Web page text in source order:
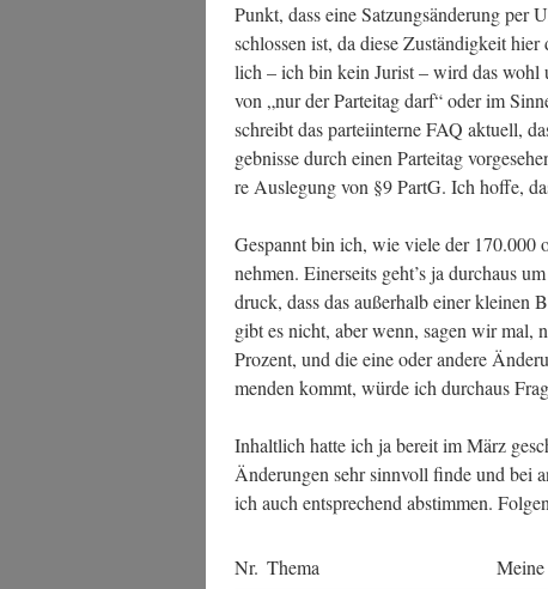
Punkt, dass eine Sat­zungs­än­de­rung per
schlos­sen ist, da die­se Zustän­dig­keit
lich – ich bin kein Jurist – wird das wohl
von „nur der Par­tei­tag darf“ oder im
schreibt das par­tei­in­ter­ne FAQ aktu­ell,
geb­nis­se durch einen Par­tei­tag
re Aus­le­gung von §9 PartG. Ich hof­fe,
Gespannt bin ich, wie vie­le der
neh­men. Einer­seits geht’s ja durch­aus
druck, dass das außer­halb einer klei­nen
gibt es nicht, aber wenn, sagen wir mal,
Pro­zent, und die eine oder ande­re
men­den kommt, wür­de ich durch­aus
Inhalt­lich hat­te ich ja bereit im März
Ände­run­gen sehr sinn­voll fin­de und bei
ich auch ent­spre­chend abstim­men.
Nr. The­ma Mei­ne